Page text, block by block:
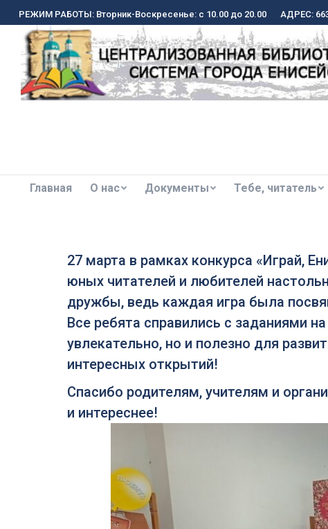
РЕЖИМ РАБОТЫ: Вторник-Воскресенье: с 10.00 до 20.00 АДРЕС:
Главная О нас Документы Тебе, читатель
27 марта в рамках конкурса «Играй,
юных читателей и любителей
дружбы, ведь каждая игра была
Все ребята справились с заданиями
увлекательно, но и полезно для
интересных открытий!
Спасибо родителям, учителям и
и интереснее!
РЕЖИМ РАБОТЫ: Вторник-Воскресенье: с 10.00 до 20.00 АДРЕС:
Главная О нас Документы Тебе, читатель